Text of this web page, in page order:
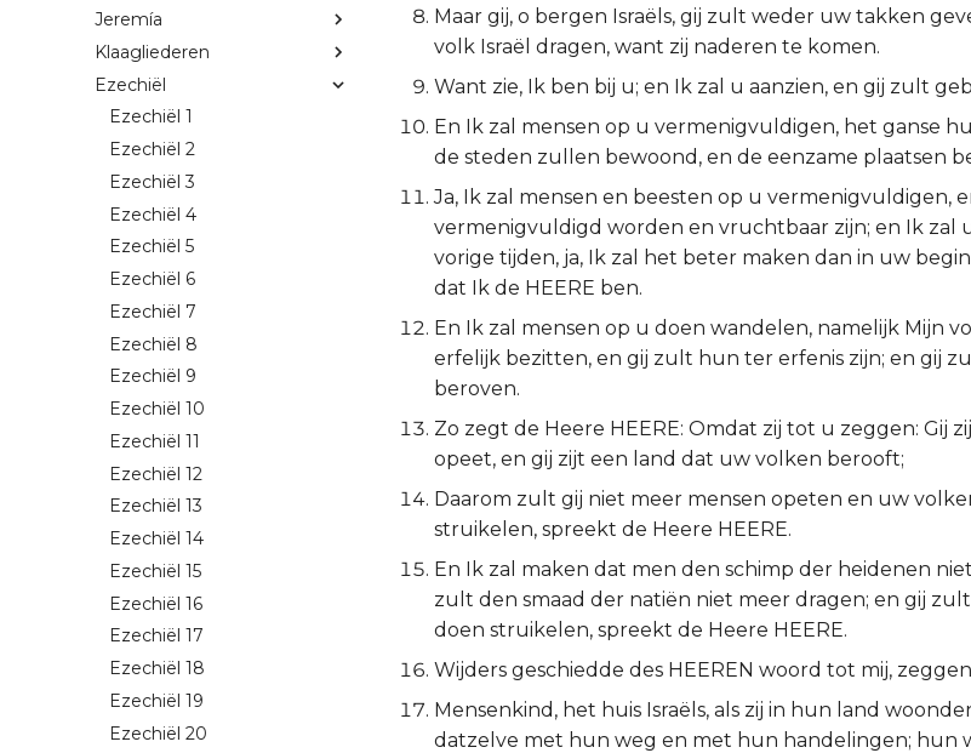
Jeremía
Klaagliederen
Ezechiël
Ezechiël 1
Ezechiël 2
Ezechiël 3
Ezechiël 4
Ezechiël 5
Ezechiël 6
Ezechiël 7
Ezechiël 8
Ezechiël 9
Ezechiël 10
Ezechiël 11
Ezechiël 12
Ezechiël 13
Ezechiël 14
Ezechiël 15
Ezechiël 16
Ezechiël 17
Ezechiël 18
Ezechiël 19
Ezechiël 20
Maar gij, o bergen Israëls, gij zult weder uw takken
volk Israël dragen, want zij naderen te komen.
Want zie, Ik ben bij u; en Ik zal u aanzien, en gij zult
En Ik zal mensen op u vermenigvuldigen, het ganse
de steden zullen bewoond, en de eenzame plaatsen
Ja, Ik zal mensen en beesten op u vermenigvuldigen,
vermenigvuldigd worden en vruchtbaar zijn; en Ik zal
vorige tijden, ja, Ik zal het beter maken dan in uw
dat Ik de HEERE ben.
En Ik zal mensen op u doen wandelen, namelijk Mijn
erfelijk bezitten, en gij zult hun ter erfenis zijn; en gij
beroven.
Zo zegt de Heere HEERE: Omdat zij tot u zeggen: Gij
opeet, en gij zijt een land dat uw volken berooft;
Daarom zult gij niet meer mensen opeten en uw
struikelen, spreekt de Heere HEERE.
En Ik zal maken dat men den schimp der heidenen
zult den smaad der natiën niet meer dragen; en gij
doen struikelen, spreekt de Heere HEERE.
Wijders geschiedde des HEEREN woord tot mij,
Mensenkind, het huis Israëls, als zij in hun land
datzelve met hun weg en met hun handelingen; hun